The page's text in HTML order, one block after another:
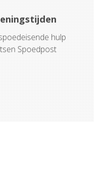
hulp
Spoedpost